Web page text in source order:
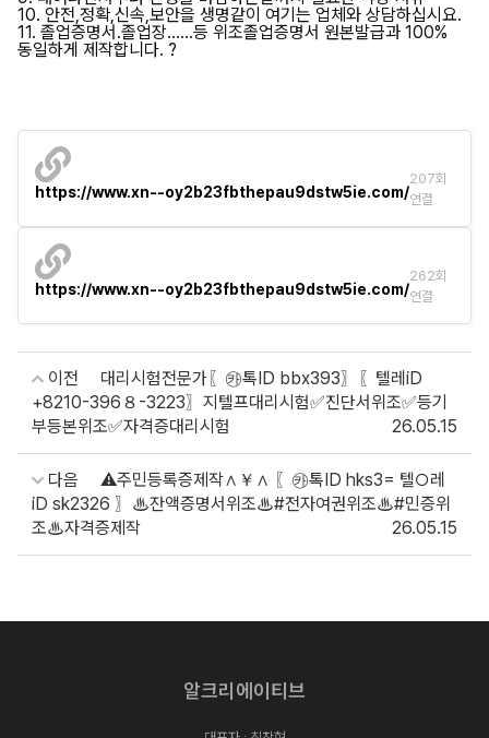
10. 안전,정확,신속,보안을 생명같이 여기는 업체와 상담하십시요.
11. 졸업증명서.졸업장......등 위조졸업증명서 원본발급과 100%
동일하게 제작합니다. ?
https://www.xn--oy2b23fbthepau9dstw5ie.com/
207회
연결
https://www.xn--oy2b23fbthepau9dstw5ie.com/
262회
연결
이전
대리시험전문가〖㉸톡ID bbx393〗〖텔레iD
+8210-396８-3223〗지텔프대리시험✅진단서위조✅등기
부등본위조✅자격증대리시험
26.05.15
다음
⚠️주민등록증제작∧￥∧ 〖㉸톡ID hks3= 텔○레
iD sk2326 〗♨잔액증명서위조♨#전자여권위조♨#민증위
조♨자격증제작
26.05.15
알크리에이티브